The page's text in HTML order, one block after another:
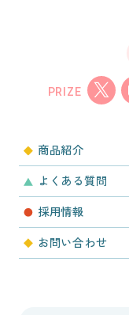
PRIZE
商品紹介
よくある質問
採用情報
お問い合わせ